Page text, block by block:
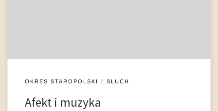
OKRES STAROPOLSKI SŁUCH
Afekt i muzyka